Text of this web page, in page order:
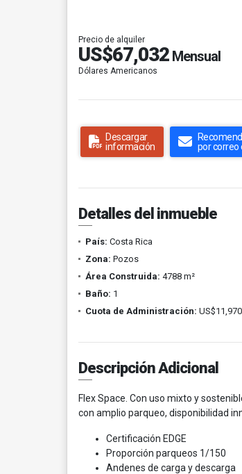
Precio de alquiler
US$67,032 Mensual
Dólares Americanos
Descargar
información
por correo
Detalles del inmueble
País: Costa Rica
Zona: Pozos
Área Construida: 4788 m²
Baño: 1
Cuota de Administración: US$11,970
Descripción Adicional
Flex Space. Con uso mixto y
con amplio parqueo, disponibilidad
Certificación EDGE
Proporción parqueos 1/150
Andenes de carga y descarga